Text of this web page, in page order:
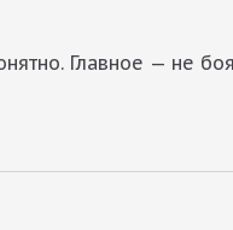
Главное — не